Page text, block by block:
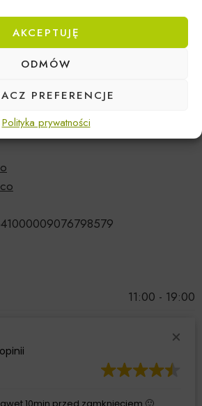
AKCEPTUJĘ
ODMÓW
PREFERENCJE
Polityka prywatności
Kack
11:00 - 19:00
10min przed zamknięciem 🙂